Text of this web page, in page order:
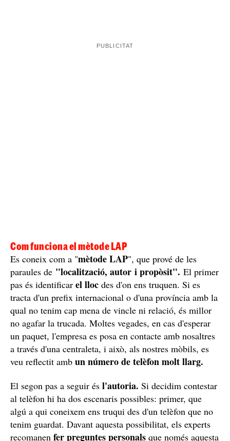
Com funciona el mètode LAP
Es coneix com a "mètode LAP", que prové de les
paraules de "localització, autor i propòsit". El primer
pas és identificar el lloc des d'on ens truquen. Si es
tracta d'un prefix internacional o d'una província amb la
qual no tenim cap mena de vincle ni relació, és millor
no agafar la trucada. Moltes vegades, en cas d'esperar
un paquet, l'empresa es posa en contacte amb nosaltres
a través d'una centraleta, i això, als nostres mòbils, es
veu reflectit amb un número de telèfon molt llarg.
El segon pas a seguir és l'autoria. Si decidim contestar
al telèfon hi ha dos escenaris possibles: primer, que
algú a qui coneixem ens truqui des d'un telèfon que no
tenim guardat. Davant aquesta possibilitat, els experts
recomanen fer preguntes personals que només aquesta